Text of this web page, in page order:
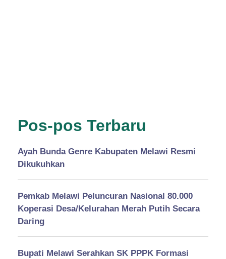
Pos-pos Terbaru
Ayah Bunda Genre Kabupaten Melawi Resmi
Dikukuhkan
Pemkab Melawi Peluncuran Nasional 80.000
Koperasi Desa/Kelurahan Merah Putih Secara
Daring
Bupati Melawi Serahkan SK PPPK Formasi